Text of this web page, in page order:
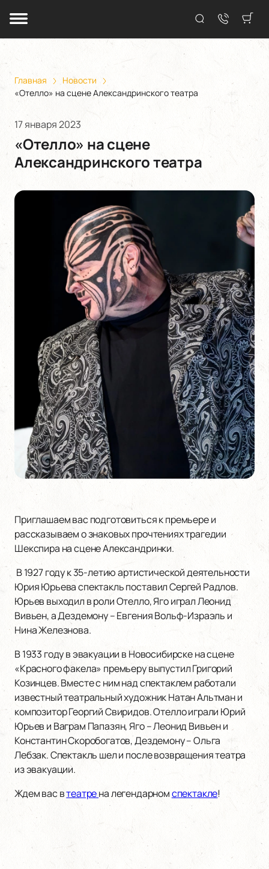
Главная
Новости
«Отелло» на сцене Александринского театра
17 января 2023
«Отелло» на сцене
Александринского театра
Приглашаем вас подготовиться к премьере и
рассказываем о знаковых прочтениях трагедии
Шекспира на сцене Александринки.
В 1927 году к 35-летию артистической деятельности
Юрия Юрьева спектакль поставил Сергей Радлов.
Юрьев выходил в роли Отелло, Яго играл Леонид
Вивьен, а Дездемону – Евгения Вольф-Израэль и
Нина Железнова.
В 1933 году в эвакуации в Новосибирске на сцене
«Красного факела» премьеру выпустил Григорий
Козинцев. Вместе с ним над спектаклем работали
известный театральный художник Натан Альтман и
композитор Георгий Свиридов. Отелло играли Юрий
Юрьев и Ваграм Папазян, Яго – Леонид Вивьен и
Константин Скоробогатов, Дездемону – Ольга
Лебзак. Спектакль шел и после возвращения театра
из эвакуации.
Ждем вас втеатрена легендарномспектакле!